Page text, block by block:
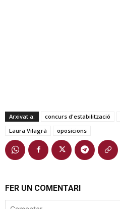
Arxivat a: concurs d'estabilització
Laura Vilagrà
oposicions
FER UN COMENTARI